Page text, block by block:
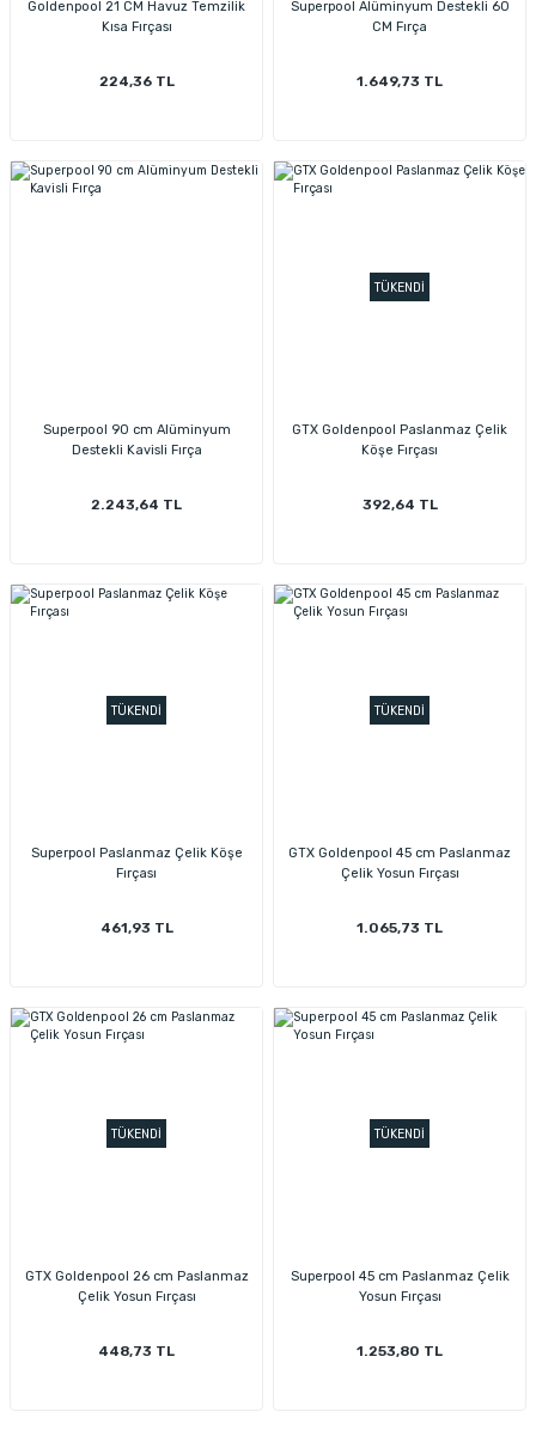
Goldenpool 21 CM Havuz Temzilik
Kısa Fırçası
224,36 TL
Superpool Alüminyum Destekli 60
CM Fırça
1.649,73 TL
Superpool 90 cm Alüminyum
Destekli Kavisli Fırça
2.243,64 TL
TÜKENDİ
GTX Goldenpool Paslanmaz Çelik
Köşe Fırçası
392,64 TL
TÜKENDİ
Superpool Paslanmaz Çelik Köşe
Fırçası
461,93 TL
TÜKENDİ
GTX Goldenpool 45 cm Paslanmaz
Çelik Yosun Fırçası
1.065,73 TL
TÜKENDİ
GTX Goldenpool 26 cm Paslanmaz
Çelik Yosun Fırçası
448,73 TL
TÜKENDİ
Superpool 45 cm Paslanmaz Çelik
Yosun Fırçası
1.253,80 TL